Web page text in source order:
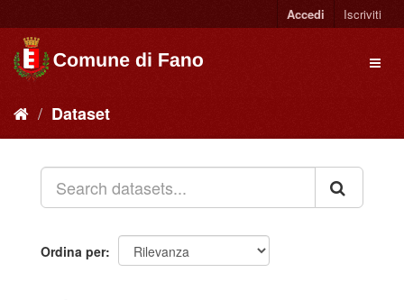
Accedi Iscriviti
Dataset
Ordina per